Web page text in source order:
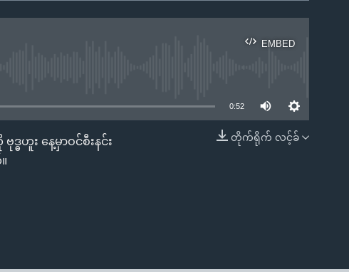
EMBED
EMBED
0:52
တိုက်ရိုက် လင့်ခ်
ဟူး နေ့မှာဝင်စီးနင်း